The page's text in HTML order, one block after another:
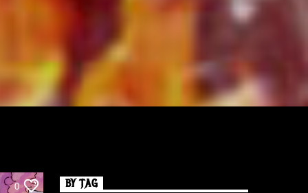
0 BY TAG